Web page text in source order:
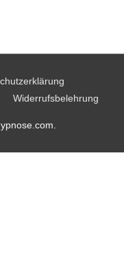
Widerrufsbelehrung